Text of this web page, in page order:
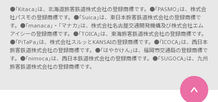
●「Kitaca」は、北海道旅客鉄道株式会社の登録商標です。●「PASMO」は、株式会
社パスモの登録商標です。●「Suica」は、東日本旅客鉄道株式会社の登録商標で
す。●「manaca」・「マナカ」は、株式会社名古屋交通開発機構及び株式会社エム
アイシーの登録商標です。●「TOICA」は、東海旅客鉄道株式会社の登録商標です。
●「PiTaPa」は、株式会社スルッとKANSAIの登録商標です。●「ICOCA」は、西日本
旅客鉄道株式会社の登録商標です。●「はやかけん」は、福岡市交通局の登録商標で
す。●「nimoca」は、西日本鉄道株式会社の登録商標です。●「SUGOCA」は、九州
旅客鉄道株式会社の登録商標です。